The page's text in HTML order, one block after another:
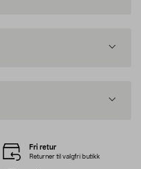
Fri retur
Returner til valgfri butikk